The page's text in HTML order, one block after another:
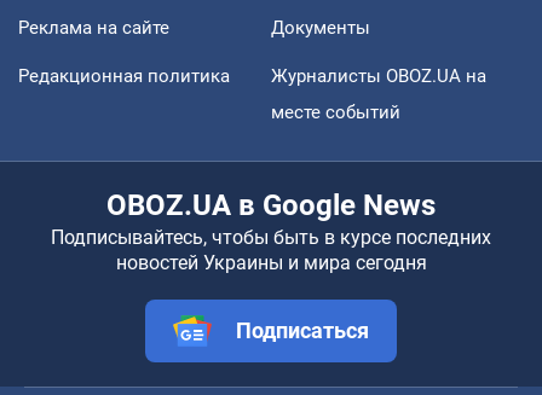
Реклама на сайте Документы
Редакционная политика
Журналисты OBOZ.UA на
месте событий
OBOZ.UA в Google News
Подписывайтесь, чтобы быть в курсе последних
новостей Украины и мира сегодня
Подписаться